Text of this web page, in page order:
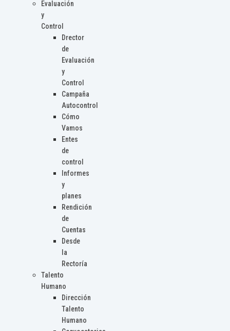
Evaluación
y
Control
Drector
de
Evaluación
y
Control
Campaña
Autocontrol
Cómo
Vamos
Entes
de
control
Informes
y
planes
Rendición
de
Cuentas
Desde
la
Rectoría
Talento
Humano
Dirección
Talento
Humano